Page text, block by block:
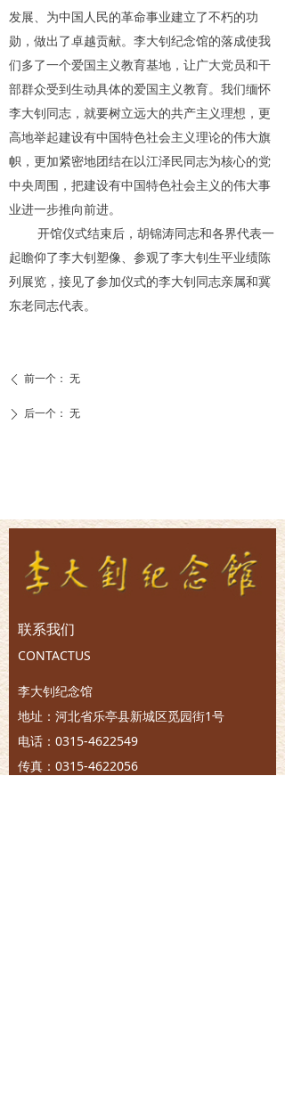
发展、为中国人民的革命事业建立了不朽的功
勋，做出了卓越贡献。李大钊纪念馆的落成使我
们多了一个爱国主义教育基地，让广大党员和干
部群众受到生动具体的爱国主义教育。我们缅怀
李大钊同志，就要树立远大的共产主义理想，更
高地举起建设有中国特色社会主义理论的伟大旗
帜，更加紧密地团结在以江泽民同志为核心的党
中央周围，把建设有中国特色社会主义的伟大事
业进一步推向前进。
开馆仪式结束后，胡锦涛同志和各界代表一
起瞻仰了李大钊塑像、参观了李大钊生平业绩陈
列展览，接见了参加仪式的李大钊同志亲属和冀
东老同志代表。
ꄴ 前一个： 无
ꄲ 后一个： 无
联系我们
CONTACTUS
李大钊纪念馆
地址：河北省乐亭县新城区觅园街1号
电话：0315-4622549
传真：0315-4622056